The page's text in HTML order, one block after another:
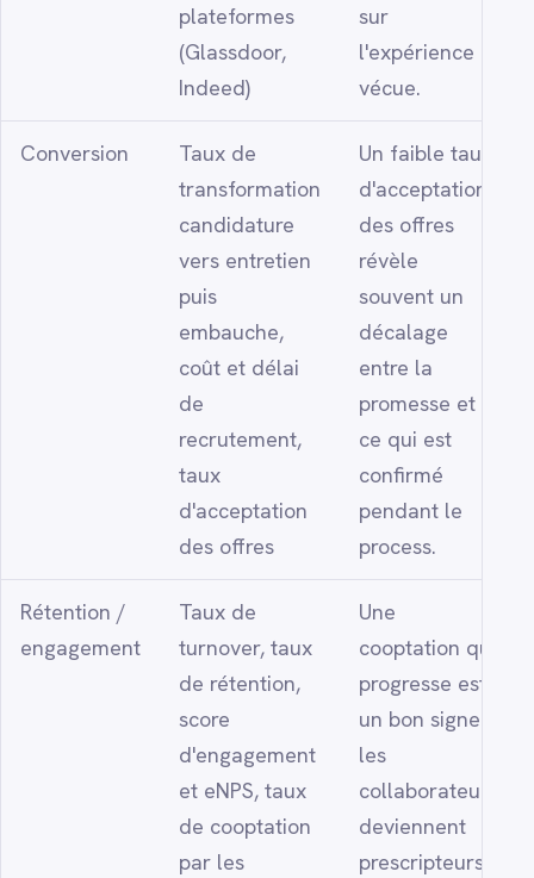
plateformes
(Glassdoor,
Indeed)
sur
l'expérience
vécue.
Conversion
Taux de
transformation
candidature
vers entretien
puis
embauche,
coût et délai
de
recrutement,
taux
d'acceptation
des offres
Un faible taux
d'acceptation
des offres
révèle
souvent un
décalage
entre la
promesse et
ce qui est
confirmé
pendant le
process.
Rétention /
engagement
Taux de
turnover, taux
de rétention,
score
d'engagement
et eNPS, taux
de cooptation
par les
Une
cooptation qui
progresse est
un bon signe :
les
collaborateurs
deviennent
prescripteurs,